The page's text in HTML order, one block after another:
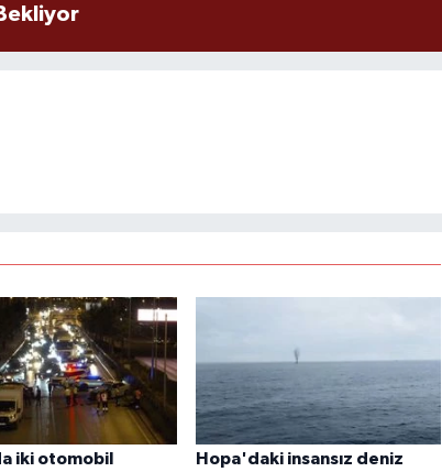
iki otomobil
Hopa'daki insansız deniz